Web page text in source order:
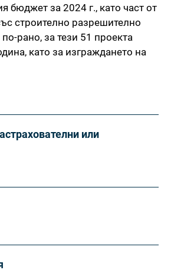
бюджет за 2024 г., като част от
строително разрешително
рано, за тези 51 проекта
като за изграждането на
или